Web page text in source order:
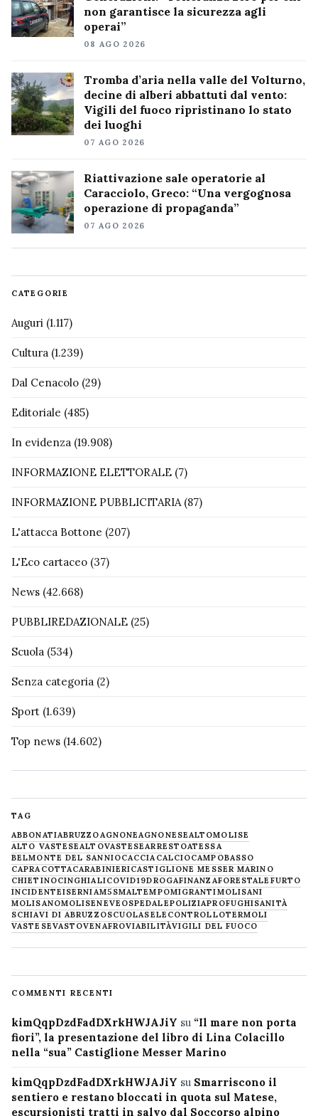
non garantisce la sicurezza agli
operai”
08 AGO 2026
Tromba d’aria nella valle del Volturno,
decine di alberi abbattuti dal vento:
Vigili del fuoco ripristinano lo stato
dei luoghi
07 AGO 2026
Riattivazione sale operatorie al
Caracciolo, Greco: “Una vergognosa
operazione di propaganda”
07 AGO 2026
CATEGORIE
Auguri (1.117)
Cultura (1.239)
Dal Cenacolo (29)
Editoriale (485)
In evidenza (19.908)
INFORMAZIONE ELETTORALE (7)
INFORMAZIONE PUBBLICITARIA(87)
L'attacca Bottone (207)
L'Eco cartaceo (37)
News (42.668)
PUBBLIREDAZIONALE (25)
Scuola (534)
Senza categoria (2)
Sport (1.639)
Top news (14.602)
TAG
ABBONATIABRUZZOAGNONEAGNONESEALTOMOLISE
ALTO VASTESEALTOVASTESEARRESTOATESSA
BELMONTE DEL SANNIOCACCIACALCIOCAMPOBASSO
CAPRACOTTACARABINIERICASTIGLIONE MESSER MARINO
CHIETINOCINGHIALICOVID19DROGAFINANZAFORESTALE FURTO
INCIDENTEISERNIAM5SMALTEMPOMIGRANTIMOLISANI
MOLISANOMOLISENEVE OSPEDALEPOLIZIAPROFUGHISANITÀ
SCHIAVI DI ABRUZZOSCUOLASELECONTROLLOTERMOLI
VASTESEVASTOVENAFROVIABILITÀVIGILI DEL FUOCO
COMMENTI RECENTI
kimQqpDzdFadDXrkHWJAJiY su “Il mare non porta
fiori”, la presentazione del libro di Lina Colacillo
nella “sua” Castiglione Messer Marino
kimQqpDzdFadDXrkHWJAJiY su Smarriscono il
sentiero e restano bloccati in quota sul Matese,
escursionisti tratti in salvo dal Soccorso alpino